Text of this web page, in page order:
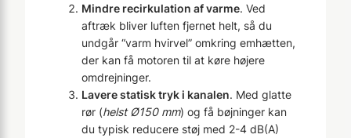
Mindre recirkulation af varme. Ved
aftræk bliver luften fjernet helt, så du
undgår “varm hvirvel” omkring emhætten,
der kan få motoren til at køre højere
omdrejninger.
Lavere statisk tryk i kanalen. Med glatte
rør (helst Ø150 mm) og få bøjninger kan
du typisk reducere støj med 2-4 dB(A)